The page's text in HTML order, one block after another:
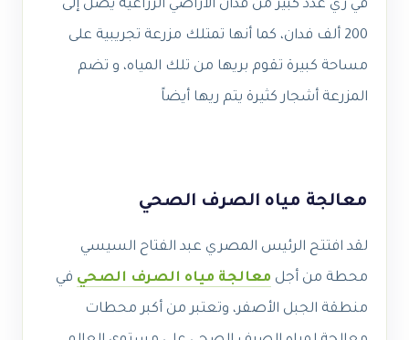
في ري عدد كبير من فدان الأراضي الزراعية يصل إلى
200 ألف فدان، كما أنها تمتلك مزرعة تجريبية على
مساحة كبيرة تقوم بريها من تلك المياه، و تضم
المزرعة أشجار كثيرة يتم ريها أيضاً
معالجة مياه الصرف الصحي
لقد افتتح الرئيس المصري عبد الفتاح السيسي
محطة من أجل معالجة مياه الصرف الصحي في
منطقة الجبل الأصفر، وتعتبر من أكبر محطات